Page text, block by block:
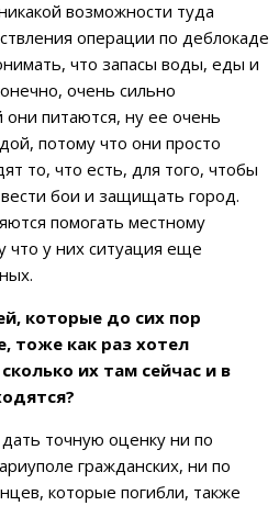
возможности туда
операции по деблокаде
что запасы воды, еды и
очень сильно
питаются, ну ее очень
потому что они просто
то, что есть, для того, чтобы
бои и защищать город.
помогать местному
что у них ситуация еще
которые до сих пор
тоже как раз хотел
их там сейчас и в
точную оценку ни по
гражданских, ни по
которые погибли, также